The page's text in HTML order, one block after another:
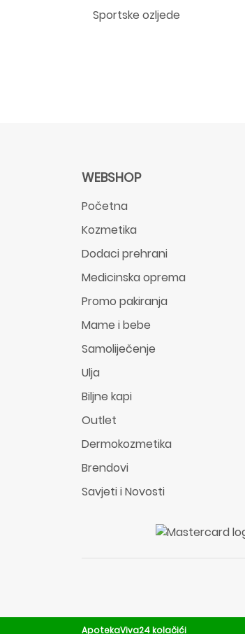
Sportske ozljede
WEBSHOP
Početna
Kozmetika
Dodaci prehrani
Medicinska oprema
Promo pakiranja
Mame i bebe
Samoliječenje
Ulja
Biljne kapi
Outlet
Dermokozmetika
Brendovi
Savjeti i Novosti
ApotekaViva24 kolačići